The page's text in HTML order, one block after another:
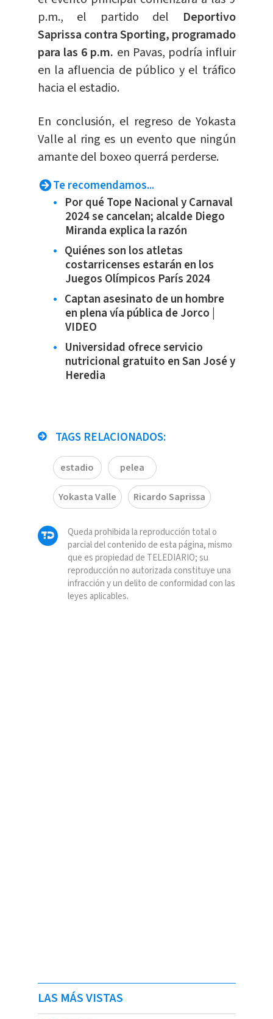
p.m., el partido del Deportivo
Saprissa contra Sporting, programado
para las 6 p.m. en Pavas, podría influir
en la afluencia de público y el tráfico
hacia el estadio.
En conclusión, el regreso de Yokasta
Valle al ring es un evento que ningún
amante del boxeo querrá perderse.
Te recomendamos...
Por qué Tope Nacional y Carnaval
2024 se cancelan; alcalde Diego
Miranda explica la razón
Quiénes son los atletas
costarricenses estarán en los
Juegos Olímpicos París 2024
Captan asesinato de un hombre
en plena vía pública de Jorco |
VIDEO
Universidad ofrece servicio
nutricional gratuito en San José y
Heredia
TAGS RELACIONADOS:
estadio pelea
Yokasta Valle Ricardo Saprissa
Queda prohibida la reproducción total o
parcial del contenido de esta página, mismo
que es propiedad de TELEDIARIO; su
reproducción no autorizada constituye una
infracción y un delito de conformidad con las
leyes aplicables.
LAS MÁS VISTAS